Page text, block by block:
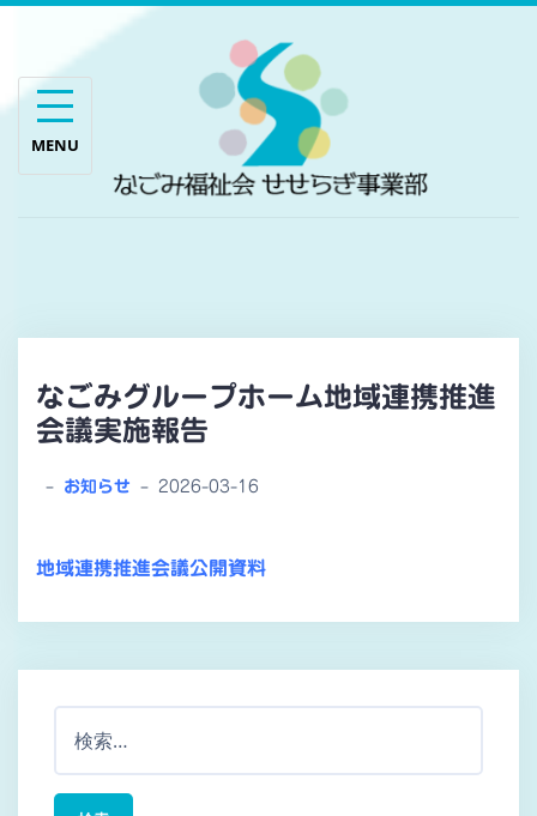
content
なごみグループホーム地域連携推進
会議実施報告
– お知らせ – 2026-03-16
地域連携推進会議公開資料